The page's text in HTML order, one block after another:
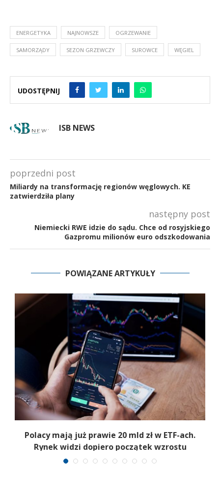
ENERGETYKA NAJNOWSZE OGRZEWANIE
SAMORZĄDY SEZON GRZEWCZY SUROWCE WĘGIEL
UDOSTĘPNIJ
ISB NEWS
poprzedni post
Miliardy na transformację regionów węglowych. KE
zatwierdziła plany
następny post
Niemiecki RWE idzie do sądu. Chce od rosyjskiego
Gazpromu milionów euro odszkodowania
POWIĄZANE ARTYKUŁY
Polacy mają już prawie 20 mld zł w ETF-ach.
Rynek widzi dopiero początek wzrostu